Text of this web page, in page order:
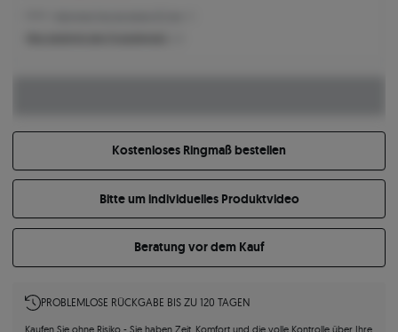
Kostenloses Ringmaß bestellen
Bitte um individuelles Produktvideo
Beratung vor dem Kauf
PROBLEMLOSE RÜCKGABE BIS ZU 120 TAGEN
Kaufen Sie ohne Risiko - Sie haben Zeit, Komfort und die volle Kontrolle über Ihre